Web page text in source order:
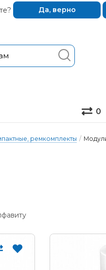
Да, верно
0
ремкомплекты /